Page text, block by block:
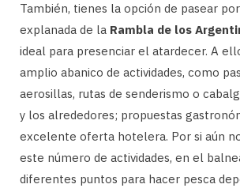
También, tienes la opción de pasear
explanada de la Rambla de los
ideal para presenciar el atardecer. A
amplio abanico de actividades, como
aerosillas, rutas de senderismo o
y los alrededores; propuestas
excelente oferta hotelera. Por si aún
este número de actividades, en el
diferentes puntos para hacer pesca